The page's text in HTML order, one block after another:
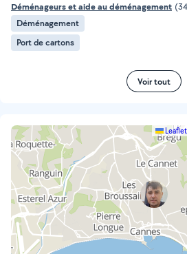
Déménageurs et aide au déménagement
Déménagement
Port de cartons
Voir tout
Leaflet